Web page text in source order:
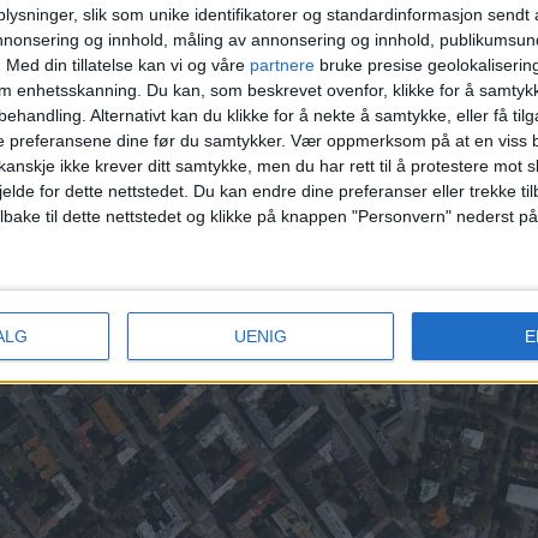
slik som unike identifikatorer og standardinformasjon sendt
og innhold, måling av annonsering og innhold,
Med din tillatelse kan vi og våre partnere bruke presise
enhetsskanning. Du kan, som beskrevet ovenfor, klikke for å
Alternativt kan du klikke for å nekte å samtykke, eller få
preferansene dine før du samtykker. Vær oppmerksom på at en viss
ikke krever ditt samtykke, men du har rett til å protestere mot
for dette nettstedet. Du kan endre dine preferanser eller trekke
til dette nettstedet og klikke på knappen "Personvern" nederst på
UENIG
Knudssøns gate 1, 2.900.000 kroner 3.Vibes
9A, 3.000.000 kroner
listen.
andre boliger i 200 meters avstand fra denne
kroner.
i åpne, offentlige data, og er av allmenn interesse for leserne
og artikkelmaler. Den publiseres derfor uten menneskelig